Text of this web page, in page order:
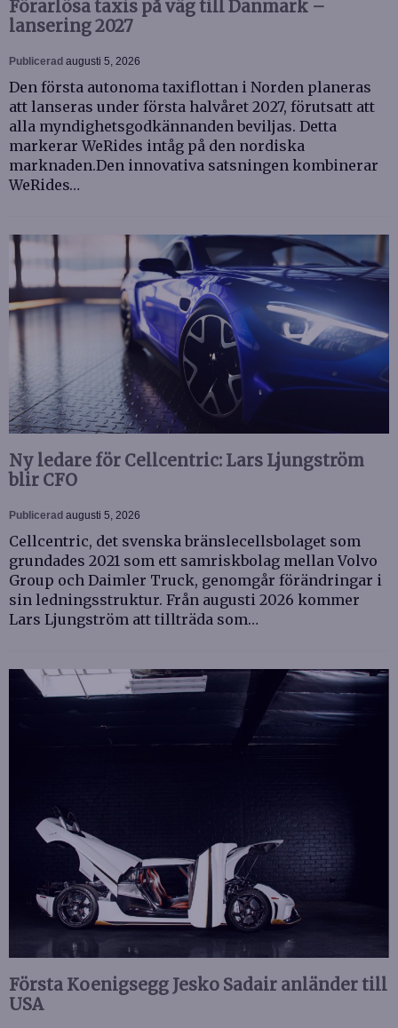
Förarlösa taxis på väg till Danmark –
lansering 2027
Publicerad augusti 5, 2026
Den första autonoma taxiflottan i Norden planeras
att lanseras under första halvåret 2027, förutsatt att
alla myndighetsgodkännanden beviljas. Detta
markerar WeRides intåg på den nordiska
marknaden.Den innovativa satsningen kombinerar
WeRides…
Ny ledare för Cellcentric: Lars Ljungström
blir CFO
Publicerad augusti 5, 2026
Cellcentric, det svenska bränslecellsbolaget som
grundades 2021 som ett samriskbolag mellan Volvo
Group och Daimler Truck, genomgår förändringar i
sin ledningsstruktur. Från augusti 2026 kommer
Lars Ljungström att tillträda som…
Första Koenigsegg Jesko Sadair anländer till
USA